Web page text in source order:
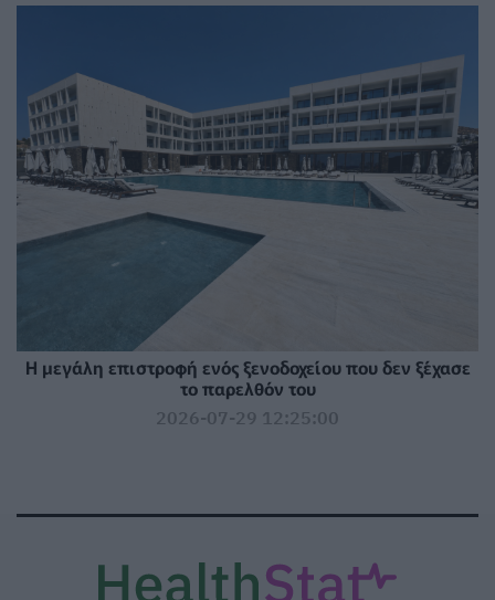
Η μεγάλη επιστροφή ενός ξενοδοχείου που δεν ξέχασε
το παρελθόν του
2026-07-29 12:25:00